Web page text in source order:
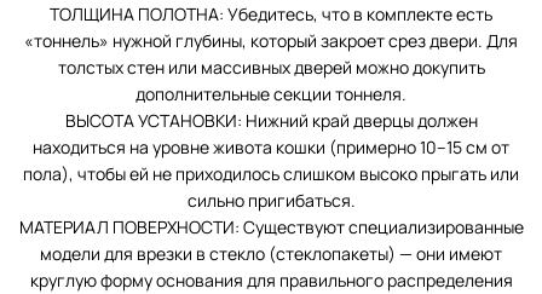
ТОЛЩИНА ПОЛОТНА: Убедитесь, что в комплекте есть
«тоннель» нужной глубины, который закроет срез двери. Для
толстых стен или массивных дверей можно докупить
дополнительные секции тоннеля.
ВЫСОТА УСТАНОВКИ: Нижний край дверцы должен
находиться на уровне живота кошки (примерно 10–15 см от
пола), чтобы ей не приходилось слишком высоко прыгать или
сильно пригибаться.
МАТЕРИАЛ ПОВЕРХНОСТИ: Существуют специализированные
модели для врезки в стекло (стеклопакеты) — они имеют
круглую форму основания для правильного распределения